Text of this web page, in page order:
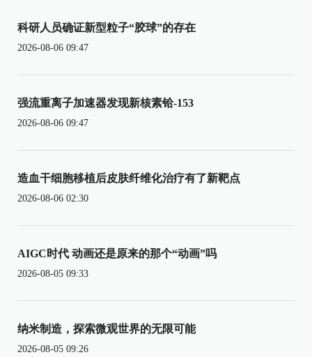
科研人员确证新型粒子“胶球”的存在
2026-08-06 09:47
强流重离子加速器发现新核素铪-153
2026-08-06 09:47
造血干细胞移植后皮肤纤维化治疗有了新靶点
2026-08-06 02:30
AIGC时代 动画还是原来的那个“动画”吗
2026-08-05 09:33
纳米制造，探索微观世界的无限可能
2026-08-05 09:26